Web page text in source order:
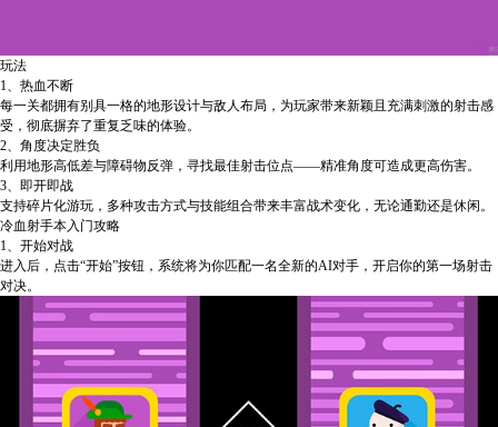
玩法
1、热血不断
每一关都拥有别具一格的地形设计与敌人布局，为玩家带来新颖且充满刺激的射击感
受，彻底摒弃了重复乏味的体验。
2、角度决定胜负
利用地形高低差与障碍物反弹，寻找最佳射击位点——精准角度可造成更高伤害。
3、即开即战
支持碎片化游玩，多种攻击方式与技能组合带来丰富战术变化，无论通勤还是休闲。
冷血射手本入门攻略
1、开始对战
进入后，点击“开始”按钮，系统将为你匹配一名全新的AI对手，开启你的第一场射击
对决。